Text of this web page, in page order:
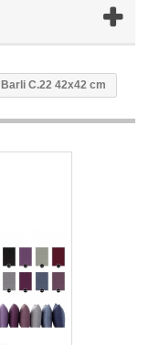
C.22 42x42 cm